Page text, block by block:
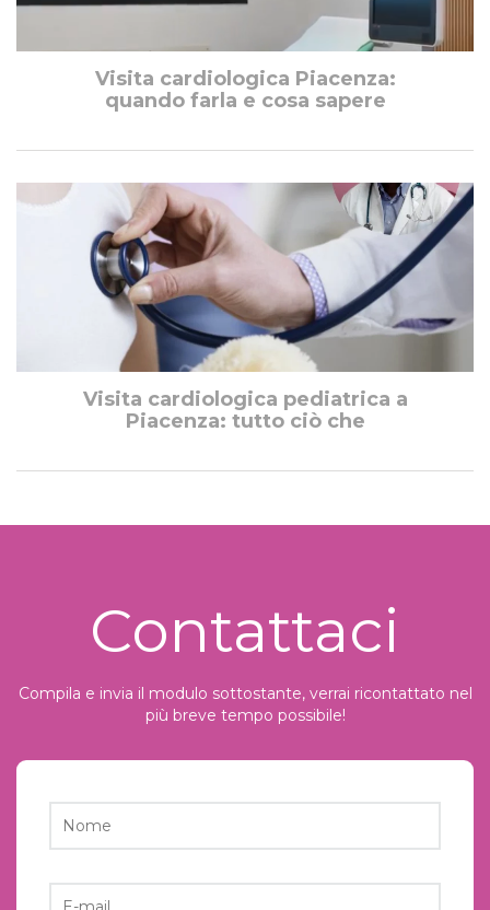
Visita cardiologica Piacenza:
quando farla e cosa sapere
Visita cardiologica pediatrica a
Piacenza: tutto ciò che
Contattaci
Compila e invia il modulo sottostante, verrai ricontattato nel
più breve tempo possibile!